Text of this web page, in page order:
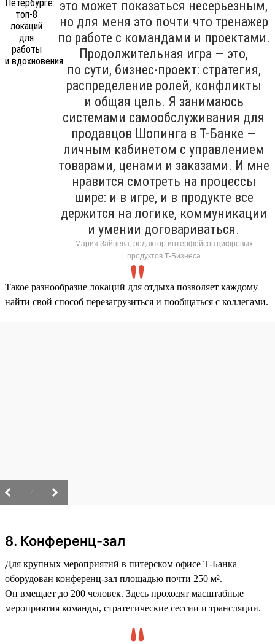
это может показаться несерьезным,
но для меня это почти что тренажер
по работе с командами и проектами.
Продолжительная игра — это,
по сути, бизнес-проект: стратегия,
распределение ролей, конфликты
и общая цель. Я занимаюсь
системами самообслуживания для
продавцов Шопинга в Т-Банке —
личным кабинетом с управлением
товарами, ценами и заказами. И мне
нравится смотреть на процессы
шире: и в игре, и в продукте все
держится на логике, коммуникации
и умении договариваться.
Мария Зайцева, редактор интерфейсов цифровых
продуктов Т-Бизнеса
Такое разнообразие локаций для отдыха позволяет каждому
найти свой способ перезагрузиться и пообщаться с коллегами.
8. Конференц-зал
Для крупных мероприятий в питерском офисе Т-Банка
оборудован конференц-зал площадью почти 250 м².
Он вмещает до 200 человек. Здесь проходят масштабные
мероприятия команды, стратегические сессии и трансляции.